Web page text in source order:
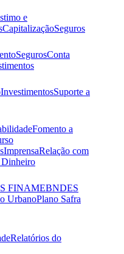
e
CapitalizaçãoSeguros
SegurosConta
InvestimentosSuporte a
Fomento a
ImprensaRelação com
Dinheiro
FINAMEBNDES
UrbanoPlano Safra
Relatórios do